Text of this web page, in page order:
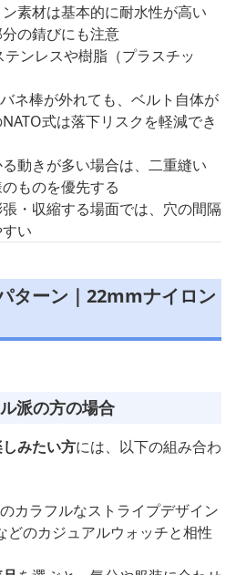
ン素材は基本的に耐水性が高い
の錆びにも注意
テンレスや樹脂（プラスチッ
バネ棒が外れても、ベルト自体が
式は落下リスクを軽減でき
る動きが多い場合は、二重縫い
ものを優先する
張・収縮する場面では、穴の間隔
い
ターン｜22mmナイロン
派の方の場合
みたい方には、以下の組み合わ
のカラフルなストライプデザイン
どのカジュアルウォッチと相性